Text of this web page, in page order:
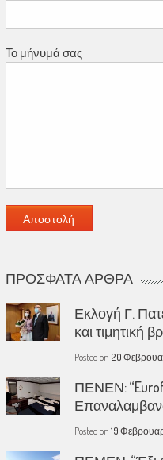
Το μήνυμά σας
ΠΡΌΣΦΑΤΑ ΆΡΘΡΑ
Εκλογή Γ.
και τιμητική
Posted on 20
ΠΕΝΕΝ:
Posted on 19